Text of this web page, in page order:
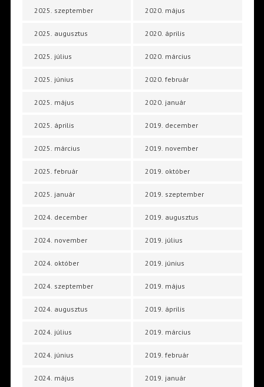
2025. szeptember
2025. augusztus
2025. július
2025. június
2025. május
2025. április
2025. március
2025. február
2025. január
2024. december
2024. november
2024. október
2024. szeptember
2024. augusztus
2024. július
2024. június
2024. május
2020. május
2020. április
2020. március
2020. február
2020. január
2019. december
2019. november
2019. október
2019. szeptember
2019. augusztus
2019. július
2019. június
2019. május
2019. április
2019. március
2019. február
2019. január